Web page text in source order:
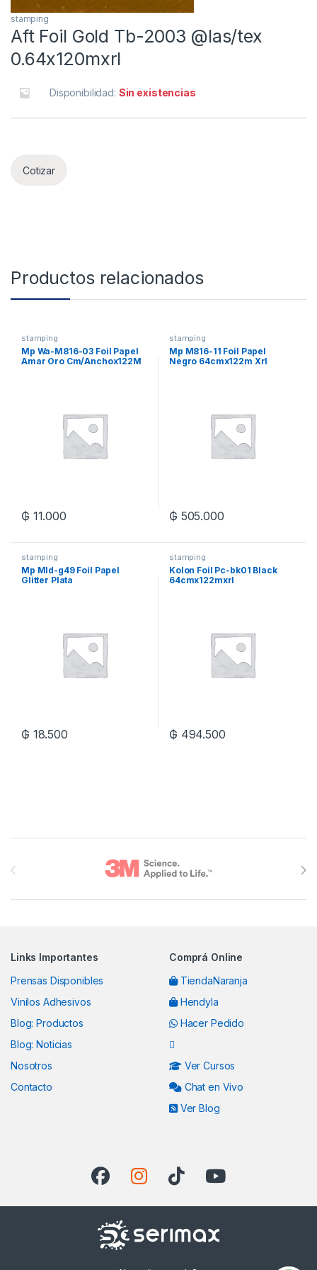
stamping
Aft Foil Gold Tb-2003 @las/tex
0.64x120mxrl
Disponibilidad: Sin existencias
Cotizar
Productos relacionados
stamping
Mp Wa-M816-03 Foil Papel
Amar Oro Cm/Anchox122M
₲ 11.000
stamping
Mp M816-11 Foil Papel
Negro 64cmx122m Xrl
₲ 505.000
stamping
Mp Mld-g49 Foil Papel
Glitter Plata
₲ 18.500
stamping
Kolon Foil Pc-bk01 Black
64cmx122mxrl
₲ 494.500
Links Importantes
Prensas Disponibles
Vinilos Adhesivos
Blog: Productos
Blog: Noticias
Nosotros
Contacto
Comprá Online
TiendaNaranja
Hendyla
Hacer Pedido
Ver Cursos
Chat en Vivo
Ver Blog